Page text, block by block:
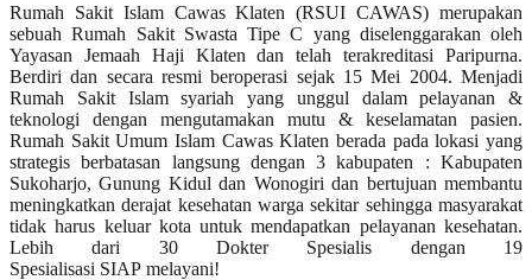
Rumah Sakit Islam Cawas Klaten (RSUI CAWAS) merupakan
sebuah Rumah Sakit Swasta Tipe C yang diselenggarakan oleh
Yayasan Jemaah Haji Klaten dan telah terakreditasi Paripurna.
Berdiri dan secara resmi beroperasi sejak 15 Mei 2004. Menjadi
Rumah Sakit Islam syariah yang unggul dalam pelayanan &
teknologi dengan mengutamakan mutu & keselamatan pasien.
Rumah Sakit Umum Islam Cawas Klaten berada pada lokasi yang
strategis berbatasan langsung dengan 3 kabupaten : Kabupaten
Sukoharjo, Gunung Kidul dan Wonogiri dan bertujuan membantu
meningkatkan derajat kesehatan warga sekitar sehingga masyarakat
tidak harus keluar kota untuk mendapatkan pelayanan kesehatan.
Lebih dari 30 Dokter Spesialis dengan 19
Spesialisasi SIAP melayani!